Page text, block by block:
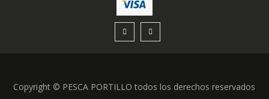
Copyright © PESCA PORTILLO todos los derechos reservados